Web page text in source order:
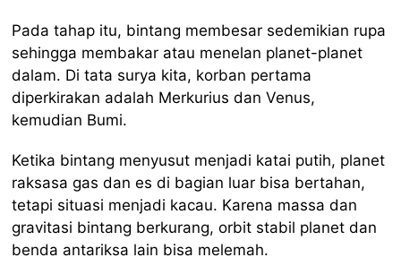
Pada tahap itu, bintang membesar sedemikian rupa
sehingga membakar atau menelan planet-planet
dalam. Di tata surya kita, korban pertama
diperkirakan adalah Merkurius dan Venus,
kemudian Bumi.
Ketika bintang menyusut menjadi katai putih, planet
raksasa gas dan es di bagian luar bisa bertahan,
tetapi situasi menjadi kacau. Karena massa dan
gravitasi bintang berkurang, orbit stabil planet dan
benda antariksa lain bisa melemah.